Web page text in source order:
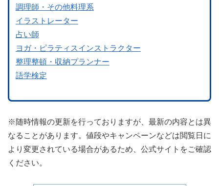
調理師・その他料理系
イラストレーター
占い師
ヨガ・ピラティスインストラクター
整理整頓・収納プランナー
語学検定
※随時情報の更新を行っておりますが、最新の内容とは異
なることがあります。値段やキャンペーンなどは閲覧日に
より変更されている場合があるため、公式サイトをご確認
ください。